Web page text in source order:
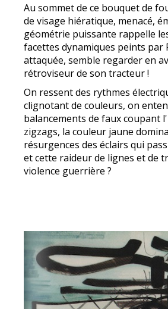
Au sommet de ce bouquet de
de visage hiératique, menacé,
géométrie puissante rappelle
facettes dynamiques peints par
attaquée, semble regarder en
rétroviseur de son tracteur !
On ressent des rythmes
clignotant de couleurs, on
balancements de faux coupant
zigzags, la couleur jaune
résurgences des éclairs qui
et cette raideur de lignes et de
violence guerrière ?